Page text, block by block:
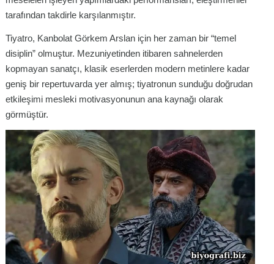
tarafından takdirle karşılanmıştır.
Tiyatro, Kanbolat Görkem Arslan için her zaman bir “temel
disiplin” olmuştur. Mezuniyetinden itibaren sahnelerden
kopmayan sanatçı, klasik eserlerden modern metinlere kadar
geniş bir repertuvarda yer almış; tiyatronun sunduğu doğrudan
etkileşimi mesleki motivasyonunun ana kaynağı olarak
görmüştür.